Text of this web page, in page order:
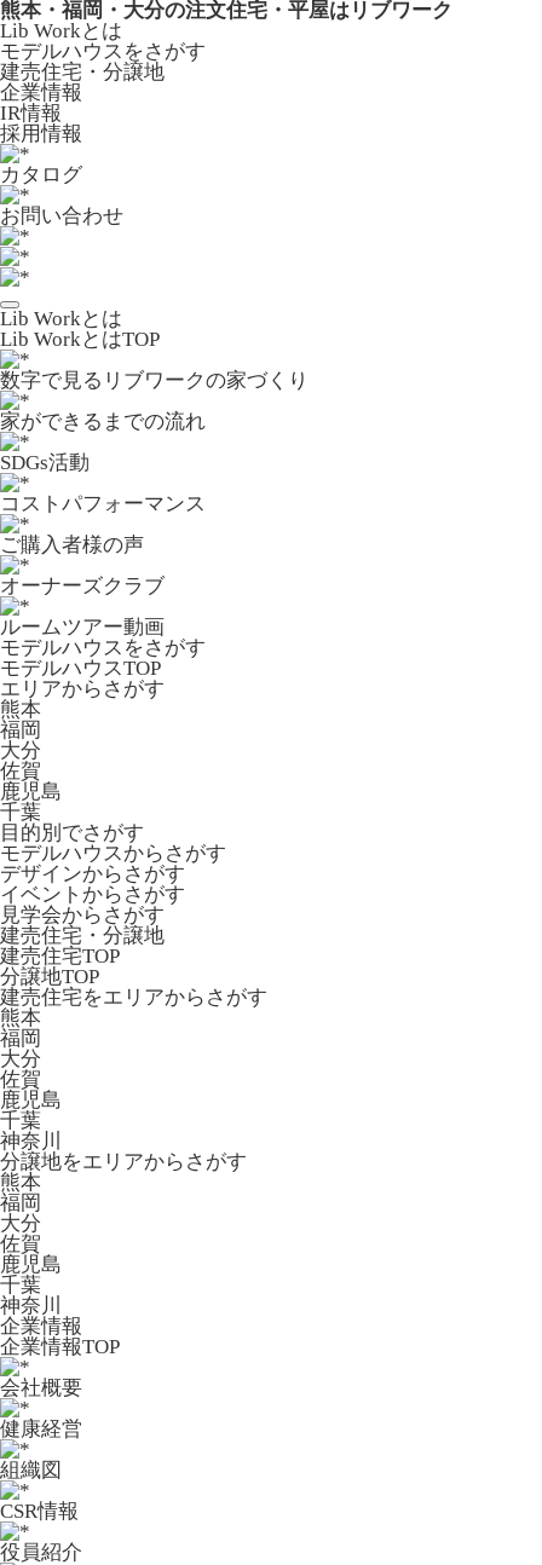
熊本・福岡・大分の注文住宅・平屋はリブワーク
Lib Workとは
モデルハウスをさがす
建売住宅・分譲地
企業情報
IR情報
採用情報
カタログ
お問い合わせ
Lib Workとは
Lib WorkとはTOP
数字で⾒るリブワークの家づくり
家ができるまでの流れ
SDGs活動
コストパフォーマンス
ご購入者様の声
オーナーズクラブ
ルームツアー動画
モデルハウスをさがす
モデルハウスTOP
エリアからさがす
熊本
福岡
大分
佐賀
鹿児島
千葉
目的別でさがす
モデルハウスからさがす
デザインからさがす
イベントからさがす
見学会からさがす
建売住宅・分譲地
建売住宅TOP
分譲地TOP
建売住宅をエリアからさがす
熊本
福岡
大分
佐賀
鹿児島
千葉
神奈川
分譲地をエリアからさがす
熊本
福岡
大分
佐賀
鹿児島
千葉
神奈川
企業情報
企業情報TOP
会社概要
健康経営
組織図
CSR情報
役員紹介